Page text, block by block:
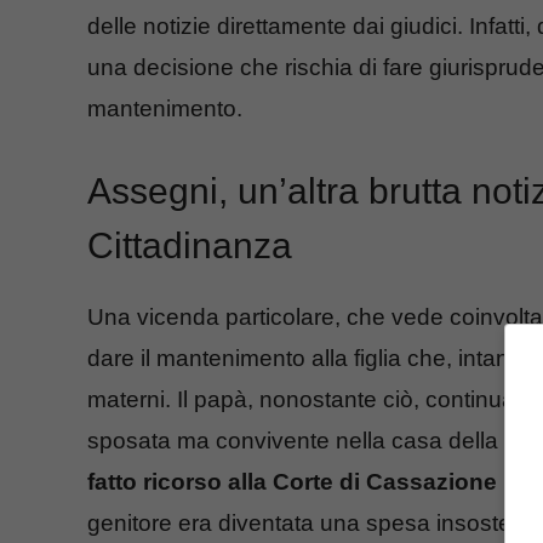
delle notizie direttamente dai giudici.
una decisione che rischia di fare
mantenimento.
Assegni, un’altra brutta
Cittadinanza
Una vicenda particolare, che vede
dare il mantenimento alla figlia che,
materni. Il papà, nonostante ciò,
sposata ma convivente nella casa della
fatto ricorso alla Corte di Cassazione
genitore era diventata una spesa